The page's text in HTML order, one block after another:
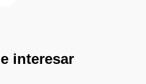
interesar